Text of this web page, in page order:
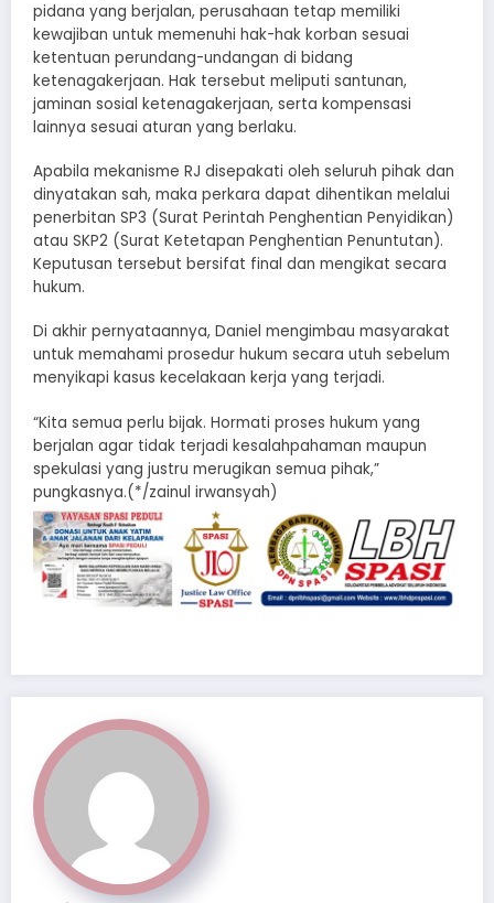
pidana yang berjalan, perusahaan tetap memiliki
kewajiban untuk memenuhi hak-hak korban sesuai
ketentuan perundang-undangan di bidang
ketenagakerjaan. Hak tersebut meliputi santunan,
jaminan sosial ketenagakerjaan, serta kompensasi
lainnya sesuai aturan yang berlaku.
Apabila mekanisme RJ disepakati oleh seluruh pihak dan
dinyatakan sah, maka perkara dapat dihentikan melalui
penerbitan SP3 (Surat Perintah Penghentian Penyidikan)
atau SKP2 (Surat Ketetapan Penghentian Penuntutan).
Keputusan tersebut bersifat final dan mengikat secara
hukum.
Di akhir pernyataannya, Daniel mengimbau masyarakat
untuk memahami prosedur hukum secara utuh sebelum
menyikapi kasus kecelakaan kerja yang terjadi.
“Kita semua perlu bijak. Hormati proses hukum yang
berjalan agar tidak terjadi kesalahpahaman maupun
spekulasi yang justru merugikan semua pihak,”
pungkasnya.(*/zainul irwansyah)